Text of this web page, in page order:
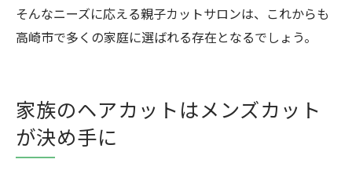
そんなニーズに応える親子カットサロンは、これからも
高崎市で多くの家庭に選ばれる存在となるでしょう。
家族のヘアカットはメンズカット
が決め手に